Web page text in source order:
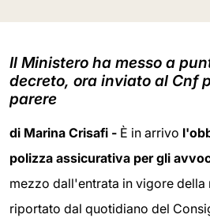
Il Ministero ha messo a
decreto, ora inviato al Cnf
parere
di Marina Crisafi - È in arrivo
polizza assicurativa per gli
mezzo dall'entrata in vigore
riportato dal quotidiano del